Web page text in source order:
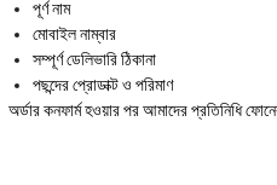
পূর্ণ নাম
মোবাইল নাম্বার
সম্পূর্ণ ডেলিভারি ঠিকানা
পছন্দের প্রোডাক্ট ও পরিমাণ
অর্ডার কনফার্ম হওয়ার পর আমাদের প্রতিনিধি